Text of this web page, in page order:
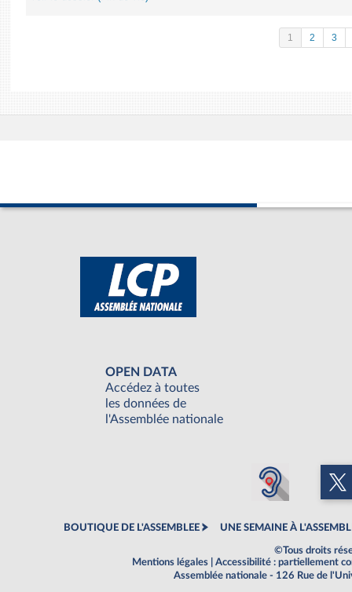
1 2 3
OPEN DATA
Accédez à toutes
les données de
l'Assemblée nationale
BOUTIQUE DE L'ASSEMBLEE UNE SEMAINE À
©Tous droits
Mentions légales
Accessibilité : partiellement
Assemblée nationale - 126 Rue de